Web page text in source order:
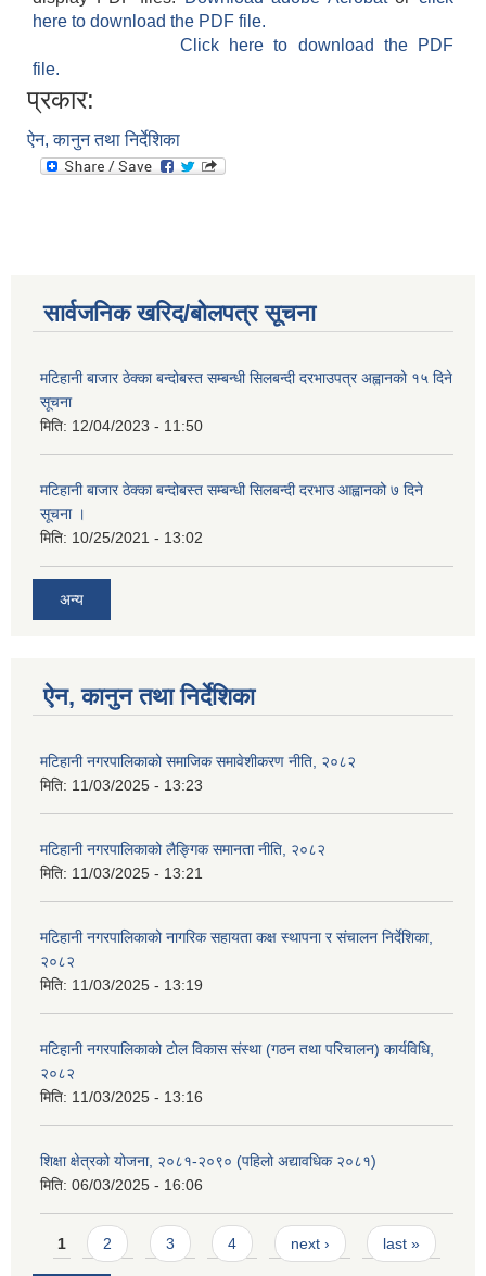
here to download the PDF file.
Click here to download the PDF
file.
प्रकार:
ऐन, कानुन तथा निर्देशिका
सार्वजनिक खरिद/बोलपत्र सूचना
मटिहानी बाजार ठेक्का बन्दोबस्त सम्बन्धी सिलबन्दी दरभाउपत्र अह्वानको १५ दिने
सूचना
मिति: 12/04/2023 - 11:50
मटिहानी बाजार ठेक्का बन्दोबस्त सम्बन्धी सिलबन्दी दरभाउ आह्वानको ७ दिने
सूचना ।
मिति: 10/25/2021 - 13:02
अन्य
ऐन, कानुन तथा निर्देशिका
मटिहानी नगरपालिकाको समाजिक समावेशीकरण नीति, २०८२
मिति: 11/03/2025 - 13:23
मटिहानी नगरपालिकाको लैङ्गिक समानता नीति, २०८२
मिति: 11/03/2025 - 13:21
मटिहानी नगरपालिकाको नागरिक सहायता कक्ष स्थापना र संचालन निर्देशिका,
२०८२
मिति: 11/03/2025 - 13:19
मटिहानी नगरपालिकाको टोल विकास संस्था (गठन तथा परिचालन) कार्यविधि,
२०८२
मिति: 11/03/2025 - 13:16
शिक्षा क्षेत्रको योजना, २०८१-२०९० ‌‍(पहिलो अद्यावधिक २०८१)
मिति: 06/03/2025 - 16:06
Pages
1 2 3 4 next › last »